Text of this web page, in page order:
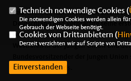
Paul Ziemiak kam mit seinen Eltern als
Deutschland und verbrachte seine
wo er auch zur Schule ging. Später
Westfalen in der Jungen Union und
CDU Deutschlands.
Technisch notwendige Cookies (
Die notwendigen Cookies werden allein
Gebrauch der Webseite benötigt.
Cookies von Drittanbietern (
Derzeit verzichten wir auf Scripte von
Einverstanden